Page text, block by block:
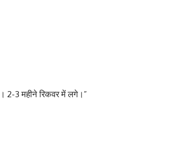
2-3 महीने रिकवर में लगे।”